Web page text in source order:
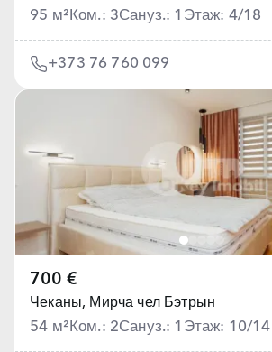
95 м² Ком.: 3Сануз.: 1 Этаж: 4/18
+373 76 760 099
700 €
Чеканы, Мирча чел Бэтрын
54 м² Ком.: 2Сануз.: 1 Этаж: 10/14